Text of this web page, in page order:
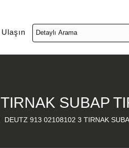
SUBAP
DEUTZ 913 02108102 3 TIRNAK